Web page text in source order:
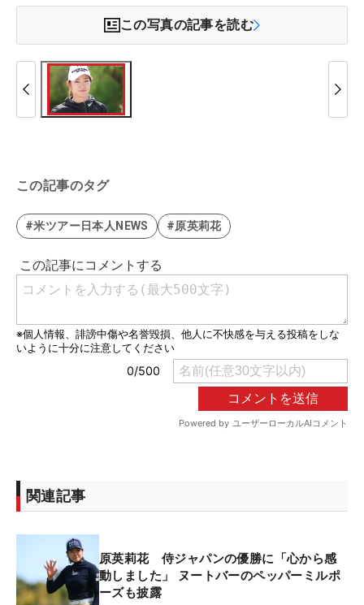
この写真の記事を読む
この記事のタグ
#米ツアー日本人NEWS #原英莉花
関連記事
原英莉花 侍ジャパンの優勝に「心から感
動しました」 ヌートバーのペッパーミルポ
ーズも披露